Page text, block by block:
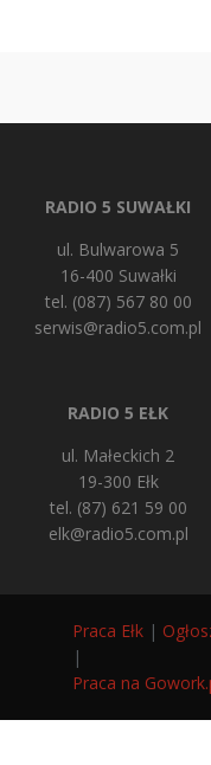
RADIO 5 SUWAŁKI
ul. Bulwarowa 5
16-400 Suwałki
tel. (087) 567 80 00
serwis@radio5.com.pl
RADIO 5 EŁK
ul. Małeckich 2
19-300 Ełk
tel. (87) 621 59 00
elk@radio5.com.pl
Praca Ełk |
|
Praca na